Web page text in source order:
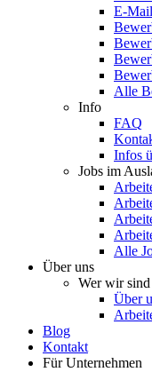
E-
Alle
Info
FAQ
Infos
Jobs im
Alle
Über uns
Wer wir sind
Über
Blog
Kontakt
Für Unternehmen